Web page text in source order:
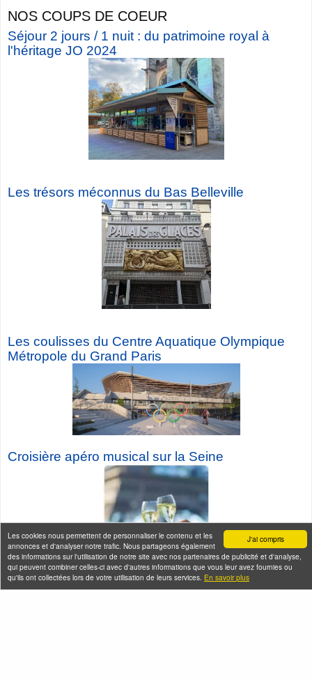
J'ai compris
Les cookies nous permettent de personnaliser le contenu et les
annonces et d'analyser notre trafic. Nous partageons également
des informations sur l'utilisation de notre site avec nos partenaires de publicité et d'analyse,
qui peuvent combiner celles-ci avec d'autres informations que vous leur avez fournies ou
qu'ils ont collectées lors de votre utilisation de leurs services. En savoir plus
NOS COUPS DE COEUR
Séjour 2 jours / 1 nuit : du patrimoine royal à
l'héritage JO 2024
Les trésors méconnus du Bas Belleville
Les coulisses du Centre Aquatique Olympique
Métropole du Grand Paris
Croisière apéro musical sur la Seine